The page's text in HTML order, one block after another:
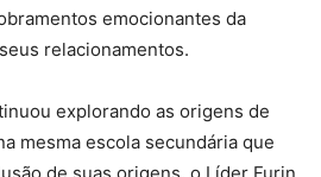
emocionantes da
relacionamentos.
explorando as origens de
mesma escola secundária que